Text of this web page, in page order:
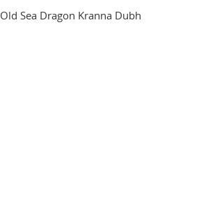
Sea Dragon Kranna Dubh